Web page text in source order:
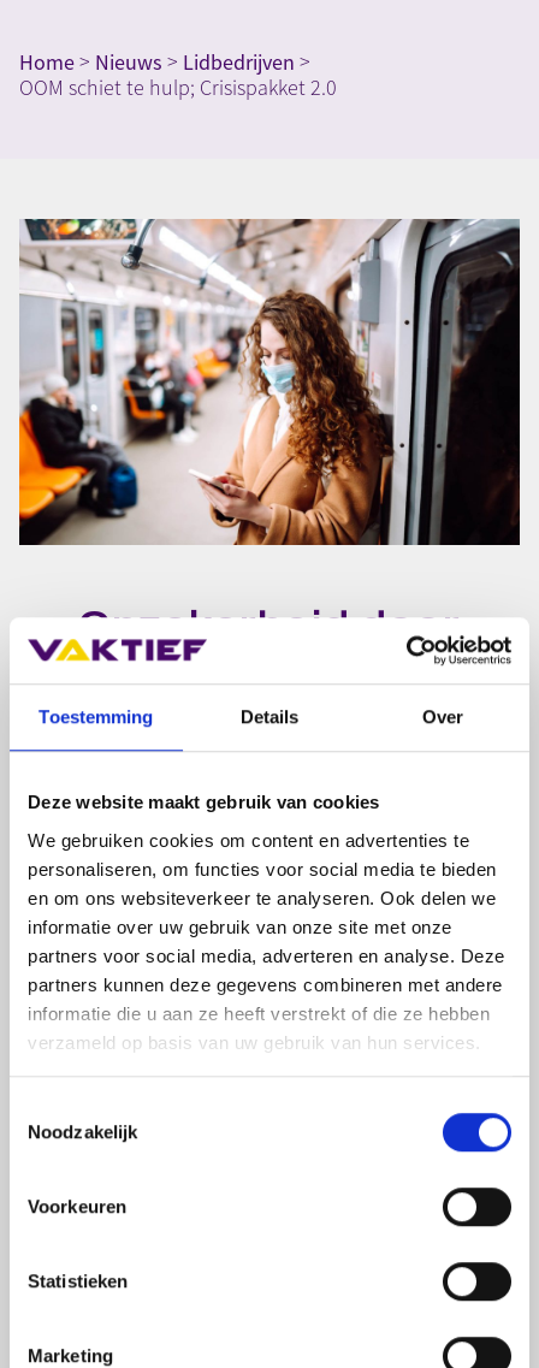
Toestemming Details Over
Deze website maakt gebruik van cookies
We gebruiken cookies om content en advertenties te
personaliseren, om functies voor social media te bieden
en om ons websiteverkeer te analyseren. Ook delen we
informatie over uw gebruik van onze site met onze
partners voor social media, adverteren en analyse. Deze
partners kunnen deze gegevens combineren met andere
informatie die u aan ze heeft verstrekt of die ze hebben
verzameld op basis van uw gebruik van hun services.
Noodzakelijk
Voorkeuren
Statistieken
Marketing
Home> Nieuws > Lidbedrijven >
OOM schiet te hulp; Crisispakket 2.0
Onzekerheid door
corona
vooruitzicht. Hierdoor komt de scholing van
medewerkers bij veel bedrijven onder druk te staan.
blijven werken aan de ontwikkeling van de
behouden en nieuwe kansen te kunnen pakken in de
toekomst.
OOM heeft daarom het crisispakket 2.0 samengesteld
en schiet de ondernemers te hulp. In het pakket zit een
tijdelijke verhoging van de Persoonlijke
TrainingsToelage (PTT) evenals de nieuwe regeling
‘Doorstart’ welke zijn gecombineerd met eerdere
crisismaatregelen van OOM.
scholingskosten
kunnen rekenen is een verhoging van tegemoedkoming
in de scholingskosten, ook wel PTT genoemd. Indien de
vergoedt OOM 75 procent van de kosten (max. €1000,-).